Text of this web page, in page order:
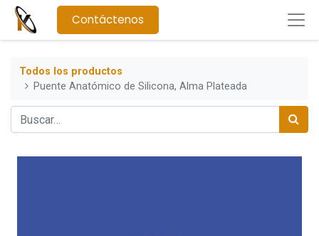
Contáctenos
Todos los productos
Puente Anatómico de Silicona, Alma Plateada